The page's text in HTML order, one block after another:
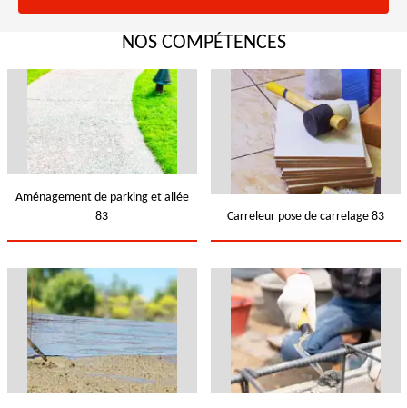
NOS COMPÉTENCES
Aménagement de parking et allée
83
Carreleur pose de carrelage 83